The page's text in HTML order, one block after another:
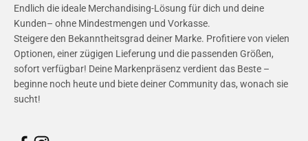
Endlich die ideale Merchandising-Lösung für dich und deine
Kunden– ohne Mindestmengen und Vorkasse.
Steigere den Bekanntheitsgrad deiner Marke. Profitiere von vielen
Optionen, einer zügigen Lieferung und die passenden Größen,
sofort verfügbar! Deine Markenpräsenz verdient das Beste –
beginne noch heute und biete deiner Community das, wonach sie
sucht!